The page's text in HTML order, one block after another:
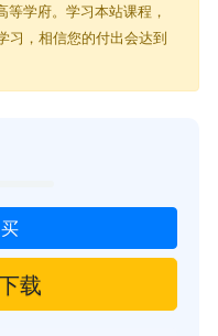
学府。学习本站课程，
习，相信您的付出会达到
载